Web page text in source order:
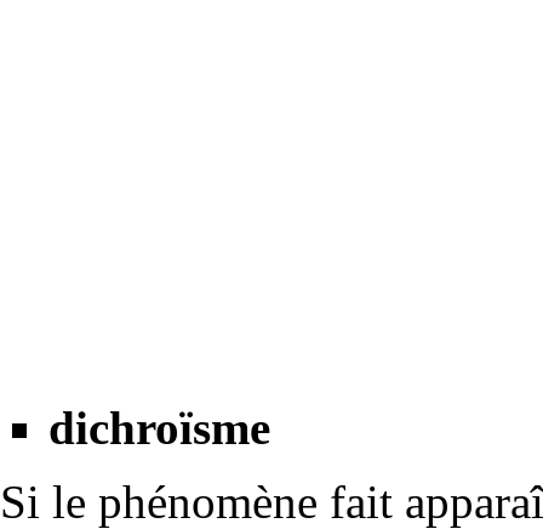
dichroïsme
Si le phénomène fait